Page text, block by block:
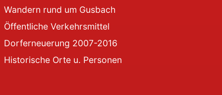
Wandern rund um Gusbach
Öffentliche Verkehrsmittel
Dorferneuerung 2007-2016
Historische Orte u. Personen